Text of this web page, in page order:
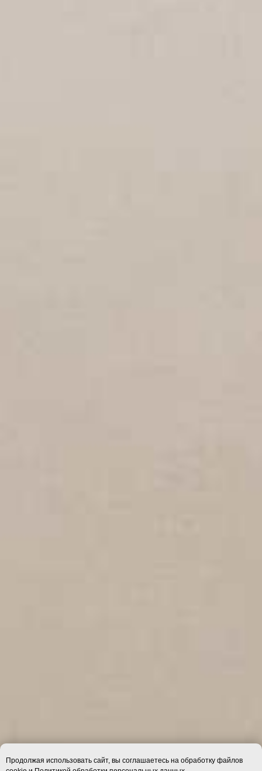
Продолжая использовать сайт, вы соглашаетесь на обработку файлов